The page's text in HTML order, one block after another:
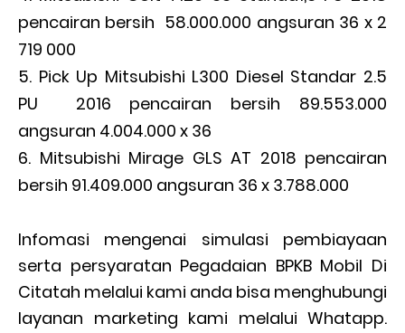
pencairan bersih 58.000.000 angsuran 36 x 2
719 000
Pick Up Mitsubishi L300 Diesel Standar 2.5
PU 2016 pencairan bersih 89.553.000
angsuran 4.004.000 x 36
Mitsubishi Mirage GLS AT 2018 pencairan
bersih 91.409.000 angsuran 36 x 3.788.000
Infomasi mengenai simulasi pembiayaan
serta persyaratan Pegadaian BPKB Mobil Di
Citatah melalui kami anda bisa menghubungi
layanan marketing kami melalui Whatapp.